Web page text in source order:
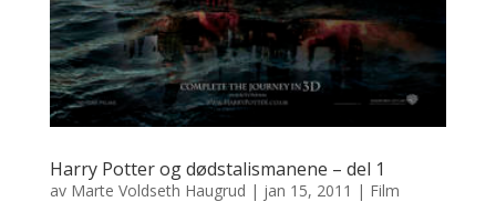
Harry Potter og dødstalismanene – del 1
av Marte Voldseth Haugrud | jan 15, 2011 | Film